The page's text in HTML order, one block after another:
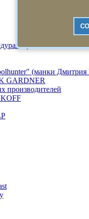
(манки
GARDNER
производителей